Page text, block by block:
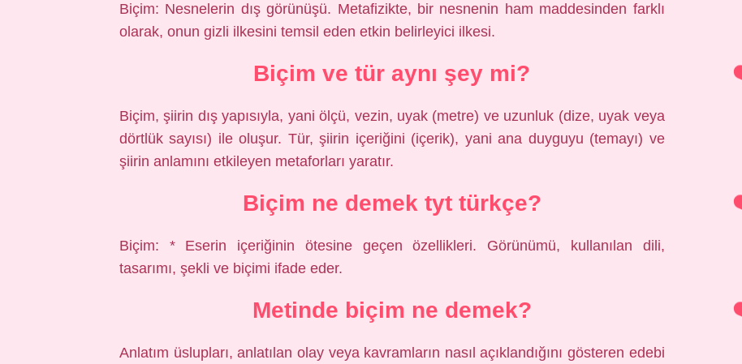
Biçim: Nesnelerin dış görünüşü. Metafizikte, bir nesnenin ham maddesinden farklı
olarak, onun gizli ilkesini temsil eden etkin belirleyici ilkesi.
Biçim ve tür aynı şey mi?
Biçim, şiirin dış yapısıyla, yani ölçü, vezin, uyak (metre) ve uzunluk (dize, uyak veya
dörtlük sayısı) ile oluşur. Tür, şiirin içeriğini (içerik), yani ana duyguyu (temayı) ve
şiirin anlamını etkileyen metaforları yaratır.
Biçim ne demek tyt türkçe?
Biçim: * Eserin içeriğinin ötesine geçen özellikleri. Görünümü, kullanılan dili,
tasarımı, şekli ve biçimi ifade eder.
Metinde biçim ne demek?
Anlatım üslupları, anlatılan olay veya kavramların nasıl açıklandığını gösteren edebi